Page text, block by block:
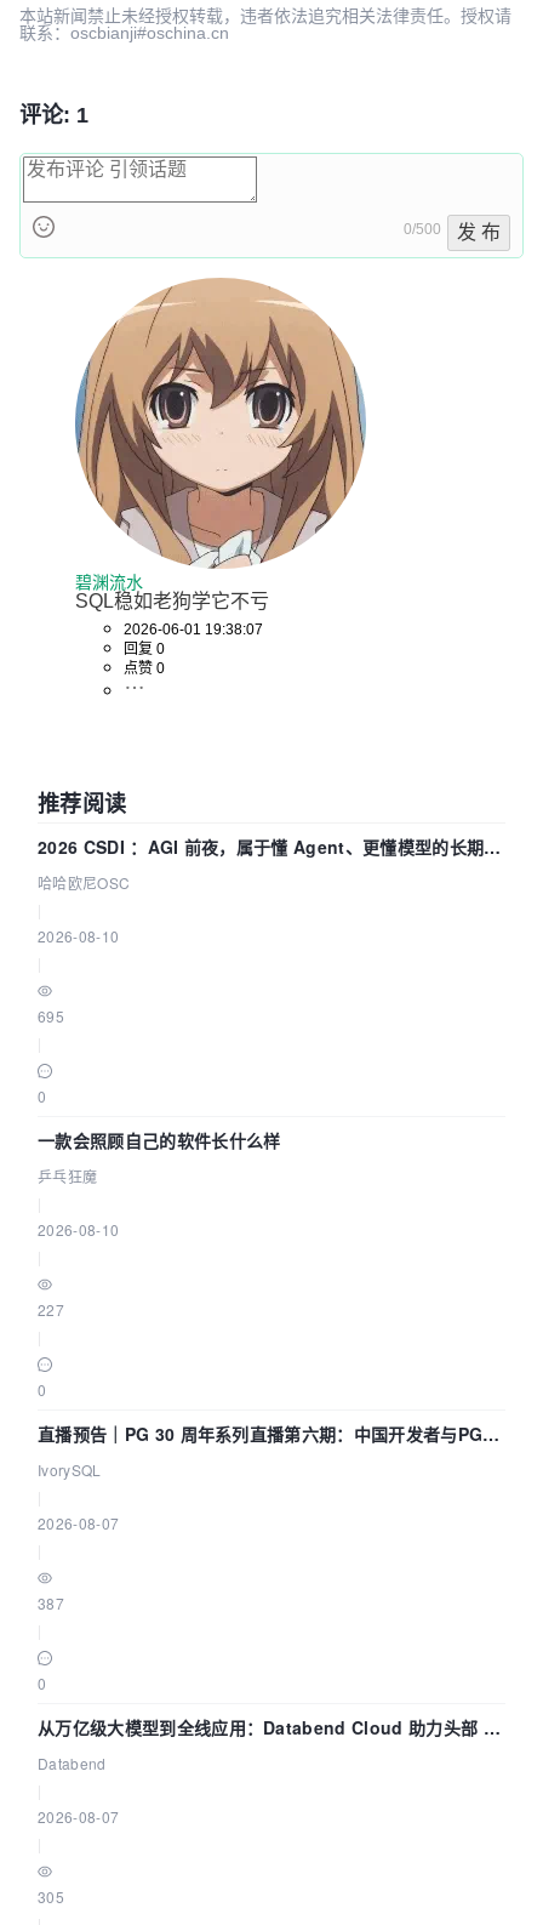
本站新闻禁止未经授权转载，违者依法追究相关法律责任。授权请
联系：oscbianji#oschina.cn
评论: 1
0/500 发 布
碧渊流水
SQL稳如老狗学它不亏
2026-06-01 19:38:07
回复 0
点赞 0
推荐阅读
2026 CSDI ：AGI 前夜，属于懂 Agent、更懂模型的长期深
耕企业
哈哈欧尼OSC
2026-08-10
695
0
一款会照顾自己的软件长什么样
乒乓狂魔
2026-08-10
227
0
直播预告｜PG 30 周年系列直播第六期：中国开发者与PG内
核——我们改得动吗？我们贡献了什么？
IvorySQL
2026-08-07
387
0
从万亿级大模型到全线应用：Databend Cloud 助力头部 AI
企业构建全链路 Trace 数据管道
Databend
2026-08-07
305